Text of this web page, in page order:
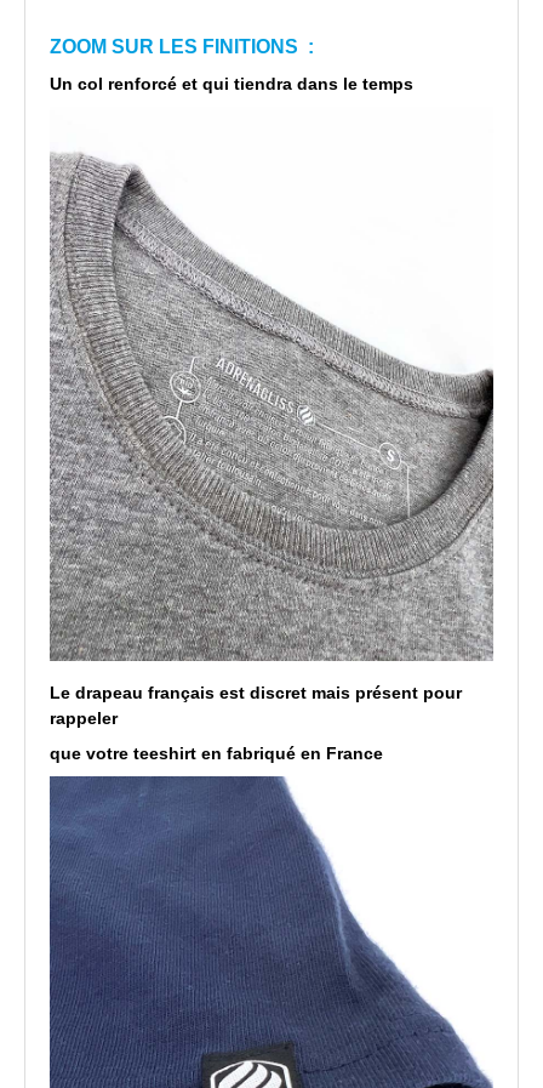
ZOOM SUR LES FINITIONS :
Un col renforcé et qui tiendra dans le temps
Le drapeau français est discret mais présent pour
rappeler
que votre teeshirt en fabriqué en France